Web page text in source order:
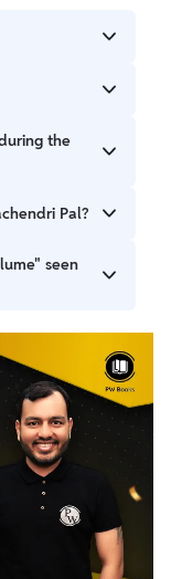
Mount
Everest. The
the
blizzards,
Pal?
He predicted
seen
ice. It indicated